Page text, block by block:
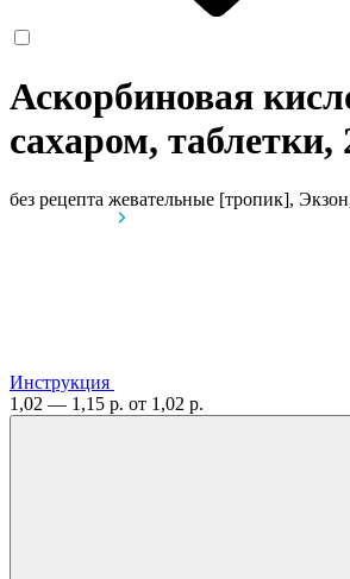
Аскорбиновая
сахаром, таблетки,
без рецепта жевательные [тропик],
Инструкция
1,02 — 1,15 р. от 1,02 р.